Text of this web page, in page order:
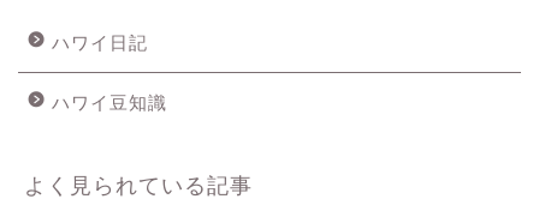
ハワイ日記
ハワイ豆知識
よく見られている記事